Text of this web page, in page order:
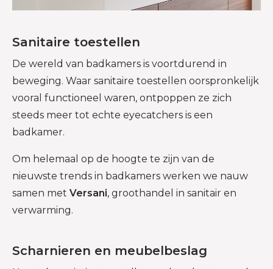
Sanitaire toestellen
De wereld van badkamers is voortdurend in
beweging. Waar sanitaire toestellen oorspronkelijk
vooral functioneel waren, ontpoppen ze zich
steeds meer tot echte eyecatchers is een
badkamer.
Om helemaal op de hoogte te zijn van de
nieuwste trends in badkamers werken we nauw
samen met Versani, groothandel in sanitair en
verwarming.
Scharnieren en meubelbeslag